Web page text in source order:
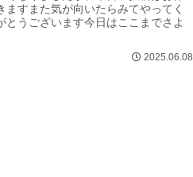
ますまた気が向いたらみてやってく
とうございます今日はここまでさよ
2025.06.08